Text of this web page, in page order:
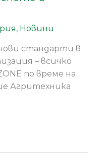
, Новини
стандарти в
– всичко
по време на
Агритехника